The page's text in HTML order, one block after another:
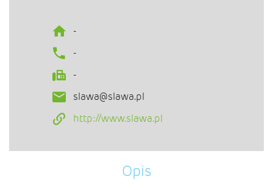
-
-
-
slawa@slawa.pl
http://www.slawa.pl
Opis